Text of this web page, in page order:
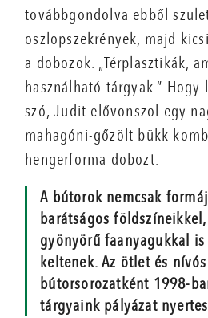
továbbgondolva ebből
oszlopszekrények, majd
a dobozok. „Térplasztikák,
használható tárgyak.”
szó, Judit elővonszol egy
mahagóni-gőzölt bükk
hengerforma dobozt.
A bútorok nemcsak
barátságos
gyönyörű faanyagukkal
keltenek. Az ötlet és
bútorsorozatként 1998-
tárgyaink pályázat